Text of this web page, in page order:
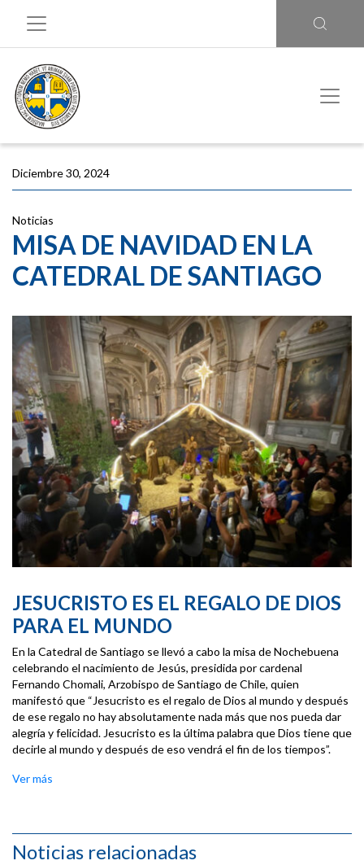
Diciembre 30, 2024
Noticias
MISA DE NAVIDAD EN LA
CATEDRAL DE SANTIAGO
JESUCRISTO ES EL REGALO DE DIOS
PARA EL MUNDO
En la Catedral de Santiago se llevó a cabo la misa de Nochebuena
celebrando el nacimiento de Jesús, presidida por cardenal
Fernando Chomali, Arzobispo de Santiago de Chile, quien
manifestó que “Jesucristo es el regalo de Dios al mundo y después
de ese regalo no hay absolutamente nada más que nos pueda dar
alegría y felicidad. Jesucristo es la última palabra que Dios tiene que
decirle al mundo y después de eso vendrá el fin de los tiempos”.
Ver más
Noticias relacionadas